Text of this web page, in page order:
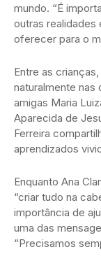
mundo. “É
outras
oferecer para o
Entre as
naturalmente nas
amigas Maria
Aparecida de
Ferreira
aprendizados
Enquanto Ana
“criar tudo na
importância de
uma das
“Precisamos